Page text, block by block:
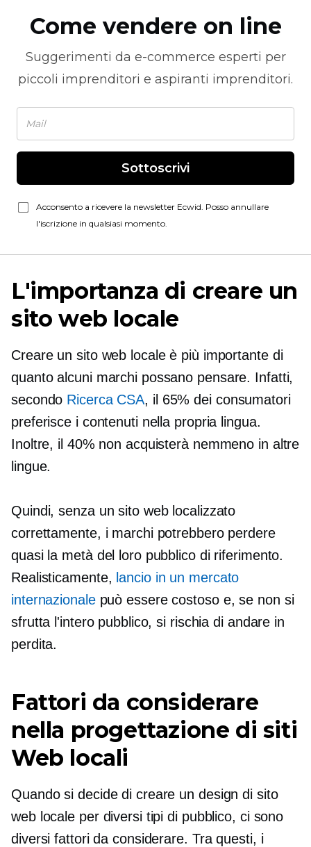
Come vendere on line
Suggerimenti da e-commerce esperti per
piccoli imprenditori e aspiranti imprenditori.
Sottoscrivi
Acconsento a ricevere la newsletter Ecwid. Posso annullare
l'iscrizione in qualsiasi momento.
L'importanza di creare un
sito web locale
Creare un sito web locale è più importante di
quanto alcuni marchi possano pensare. Infatti,
secondo Ricerca CSA, il 65% dei consumatori
preferisce i contenuti nella propria lingua.
Inoltre, il 40% non acquisterà nemmeno in altre
lingue.
Quindi, senza un sito web localizzato
correttamente, i marchi potrebbero perdere
quasi la metà del loro pubblico di riferimento.
Realisticamente, lancio in un mercato
internazionalepuò essere costoso e, se non si
sfrutta l'intero pubblico, si rischia di andare in
perdita.
Fattori da considerare
nella progettazione di siti
Web locali
Quando si decide di creare un design di sito
web locale per diversi tipi di pubblico, ci sono
diversi fattori da considerare. Tra questi, i